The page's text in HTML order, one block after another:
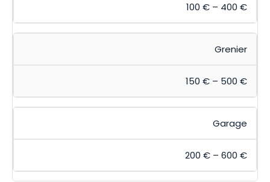
100 € – 400 €
Grenier
150 € – 500 €
Garage
200 € – 600 €